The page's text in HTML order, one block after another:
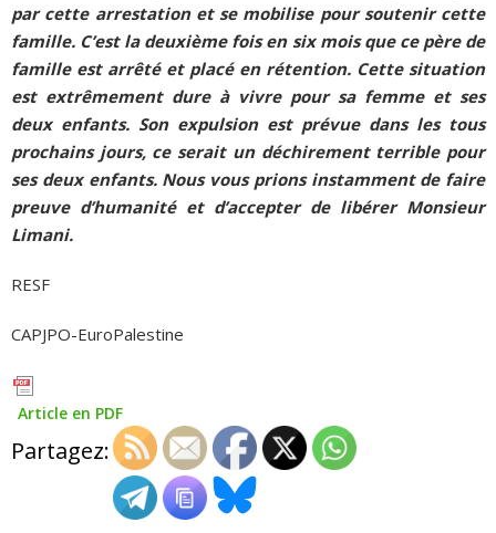
par cette arrestation et se mobilise pour soutenir cette
famille. C’est la deuxième fois en six mois que ce père de
famille est arrêté et placé en rétention. Cette situation
est extrêmement dure à vivre pour sa femme et ses
deux enfants. Son expulsion est prévue dans les tous
prochains jours, ce serait un déchirement terrible pour
ses deux enfants. Nous vous prions instamment de faire
preuve d’humanité et d’accepter de libérer Monsieur
Limani.
RESF
CAPJPO-EuroPalestine
Article en PDF
Partagez: